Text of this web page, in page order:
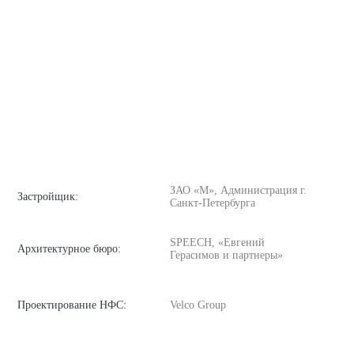
Застройщик:
ЗАО «М», Администрация г.
Санкт-Петербурга
Архитектурное бюро:
SPEECH, «Евгений
Герасимов и партнеры»
Проектирование НФС: Velco Group